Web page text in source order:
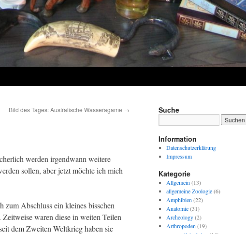
Bild des Tages: Australische Wasseragame →
werden irgendwann weitere
sollen, aber jetzt möchte ich mich
zum Abschluss ein kleines bisschen
Zeitweise waren diese in weiten Teilen
dem Zweiten Weltkrieg haben sie
Suche
Information
Datenschutzerklärung
Impressum
Kategorie
Allgemein (13)
allgemeine Zoologie(6)
Amphibien (22)
Anatomie(31)
Archeology(2)
Arthropoden (19)